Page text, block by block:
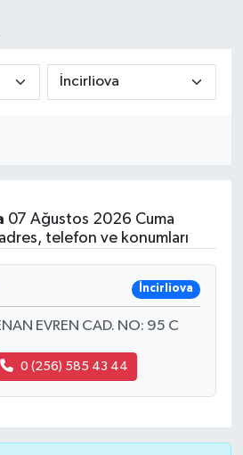
07 Ağustos 2026 Cuma
telefon ve konumları
İncirliova
EVREN CAD. NO: 95 C
0 (256) 585 43 44